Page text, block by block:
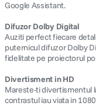
Google Assistant.
Difuzor Dolby Digital
Auziti perfect fiecare
puternicul difuzor Dolby
fidelitate pe proiectorul
Divertisment in HD
Mareste-ti divertismentul
contrastul iau viata in